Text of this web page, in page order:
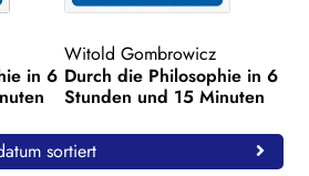
in 6
Witold Gombrowicz
Durch die Philosophie in 6
Stunden und 15 Minuten
sortiert